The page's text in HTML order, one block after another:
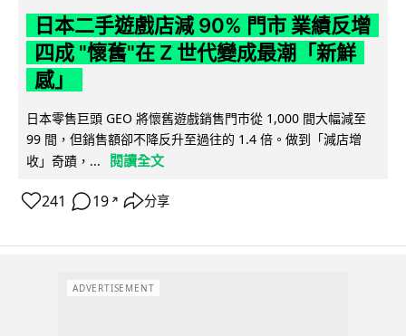
日本二手遊戲店減 90% 門市 業績反增
四成 "懷舊"在 Z 世代變成最潮「新鮮
感」
日本零售巨頭 GEO 將懷舊遊戲銷售門市從 1,000 間大幅減至
99 間，但銷售額卻不降反升至過往的 1.4 倍。做到「減店增
收」奇蹟，...
閱讀全文
241 19 ↗ 分享
ADVERTISEMENT